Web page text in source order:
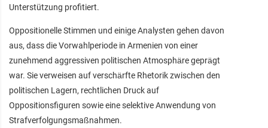
Unterstützung profitiert.
Oppositionelle Stimmen und einige Analysten gehen davon
aus, dass die Vorwahlperiode in Armenien von einer
zunehmend aggressiven politischen Atmosphäre geprägt
war. Sie verweisen auf verschärfte Rhetorik zwischen den
politischen Lagern, rechtlichen Druck auf
Oppositionsfiguren sowie eine selektive Anwendung von
Strafverfolgungsmaßnahmen.